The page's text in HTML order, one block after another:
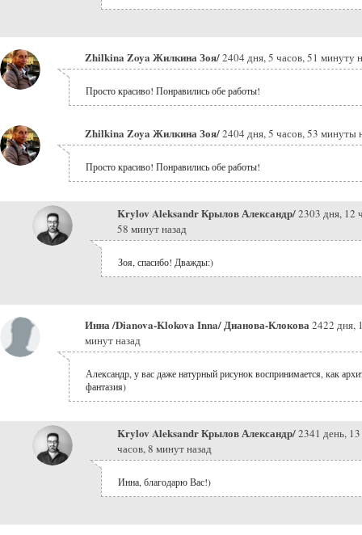
Zhilkina Zoya Жилкина Зоя/2404 дня, 5 часов, 51 минуту
Просто красиво! Понравились обе работы!
Zhilkina Zoya Жилкина Зоя/2404 дня, 5 часов, 53 минуты
Просто красиво! Понравились обе работы!
Krylov Aleksandr Крылов Александр/2303 дня, 12
58 минут назад
Зоя, спасибо! Дважды:)
Инна /Dianova-Klokova Inna/ Дианова-Клокова2422 дня,
минут назад
Александр, у вас даже натурный рисунок воспринимается, как
фантазия)
Krylov Aleksandr Крылов Александр/2341 день, 13
часов, 8 минут назад
Инна, благодарю Вас!)